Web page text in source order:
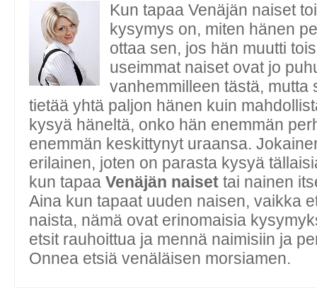
Kun tapaa Venäjän naiset
kysymys on, miten hänen
ottaa sen, jos hän muutti
useimmat naiset ovat jo
vanhemmilleen tästä, mutta
tietää yhtä paljon hänen kuin
kysyä häneltä, onko hän enemmän
enemmän keskittynyt uraansa.
erilainen, joten on parasta kysyä
kun tapaa Venäjän naiset tai nainen
Aina kun tapaat uuden naisen, vaikka
naista, nämä ovat erinomaisia
etsit rauhoittua ja mennä naimisiin ja
Onnea etsiä venäläisen morsiamen.